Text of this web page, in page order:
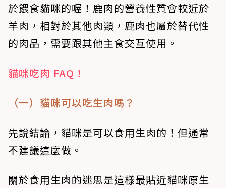
於餵食貓咪的喔！鹿肉的營養性質會較近於
羊肉，相對於其他肉類，鹿肉也屬於替代性
的肉品，需要跟其他主食交互使用。
貓咪吃肉 FAQ！
（一）貓咪可以吃生肉嗎？
先說結論，貓咪是可以食用生肉的！但通常
不建議這麼做。
關於食用生肉的迷思是這樣最貼近貓咪原生